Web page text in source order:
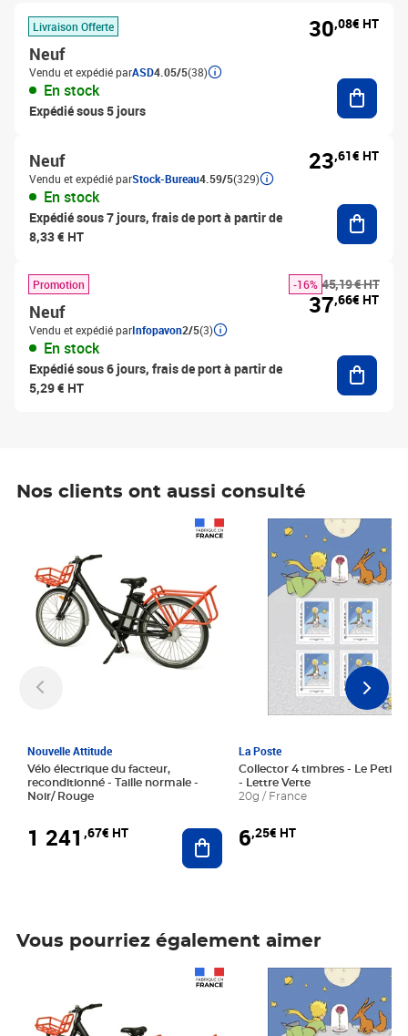
Livraison Offerte
Neuf
Vendu et expédié parASD4.05/5(38)
En stock
Expédié sous 5 jours
30,08€ HT
Neuf
Vendu et expédié parStock-Bureau4.59/5(329)
En stock
Expédié sous 7 jours, frais de port à partir de
8,33 € HT
23,61€ HT
Promotion
Neuf
Vendu et expédié parInfopavon2/5(3)
En stock
Expédié sous 6 jours, frais de port à partir de
5,29 € HT
45,19 € HT
-16%
37,66€ HT
Nos clients ont aussi consulté
Nouvelle Attitude
Vélo électrique du facteur,
reconditionné - Taille normale -
Noir/ Rouge
1 241 ,67€ HT Ajouter au panier
La Poste
Collector 4 timbres - Le Petit
- Lettre Verte
20g / France
6,25€ HT
Prix 6,25€ HT
Vous pourriez également aimer
Prix 6,25€ HT